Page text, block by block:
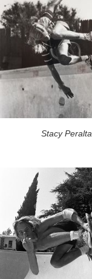
Stacy Peralta.